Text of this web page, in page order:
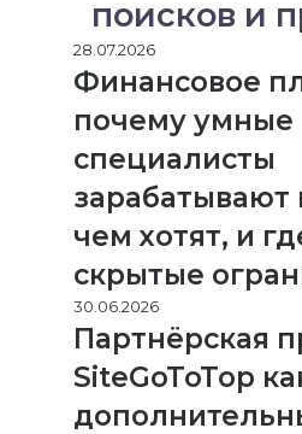
поисков и
28.07.2026
Финансовое
почему умные
специалисты
чем хотят, и
скрытые
30.06.2026
Партнёрская
SiteGoToTop